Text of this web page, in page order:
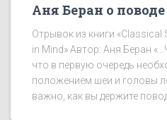
Аня Беран о поводе
Отрывок из книги
in Mind» Автор: Аня Беран
что в первую очередь
положением шеи и головы
важно, как вы держите